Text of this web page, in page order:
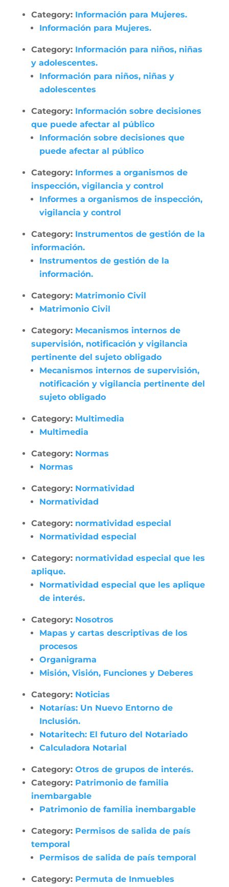
Category: Información para Mujeres.
Información para Mujeres.
Category: Información para niños, niñas
y adolescentes.
Información para niños, niñas y
adolescentes
Category: Información sobre decisiones
que puede afectar al público
Información sobre decisiones que
puede afectar al público
Category: Informes a organismos de
inspección, vigilancia y control
Informes a organismos de inspección,
vigilancia y control
Category: Instrumentos de gestión de la
información.
Instrumentos de gestión de la
información.
Category: Matrimonio Civil
Matrimonio Civil
Category: Mecanismos internos de
supervisión, notificación y vigilancia
pertinente del sujeto obligado
Mecanismos internos de supervisión,
notificación y vigilancia pertinente del
sujeto obligado
Category: Multimedia
Multimedia
Category: Normas
Normas
Category: Normatividad
Normatividad
Category: normatividad especial
Normatividad especial
Category: normatividad especial que les
aplique.
Normatividad especial que les aplique
de interés.
Category: Nosotros
Mapas y cartas descriptivas de los
procesos
Organigrama
Misión, Visión, Funciones y Deberes
Category: Noticias
Notarías: Un Nuevo Entorno de
Inclusión.
Notaritech: El futuro del Notariado
Calculadora Notarial
Category: Otros de grupos de interés.
Category: Patrimonio de familia
inembargable
Patrimonio de familia inembargable
Category: Permisos de salida de país
temporal
Permisos de salida de país temporal
Category: Permuta de Inmuebles